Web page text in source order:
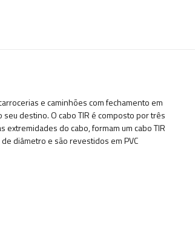
e caminhões com fechamento em
destino. O cabo TIR é composto por três
do cabo, formam um cabo TIR
diâmetro e são revestidos em PVC